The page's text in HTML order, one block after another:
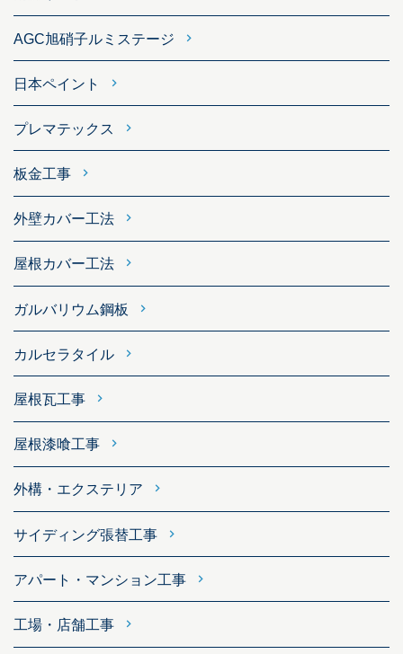
AGC旭硝子ルミステージ
日本ペイント
プレマテックス
板金工事
外壁カバー工法
屋根カバー工法
ガルバリウム鋼板
カルセラタイル
屋根瓦工事
屋根漆喰工事
外構・エクステリア
サイディング張替工事
アパート・マンション工事
工場・店舗工事